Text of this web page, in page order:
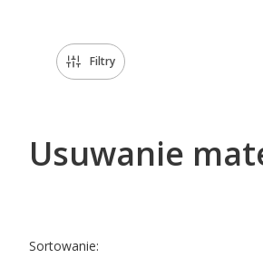
Filtry
Usuwanie
Lista produktów
Sortowanie: